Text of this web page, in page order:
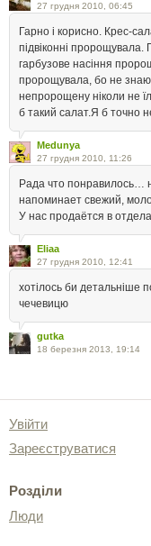
27 грудня 2010, 06:45
Гарно і корисно. Крес-
підвіконні
гарбузове насіння
пророщувала, бо не
непророщену ніколи не
б такий салат.Я б точно
Medunya
27 грудня 2010, 11:26
Рада что понравилось…
напоминает свежий,
У нас продаётся в
Eliaa
27 грудня 2010, 12:41
хотілось би детальніше
чечевицю
gutka
18 березня 2013, 19:14
Увійти
Зареєструватися
Розділи
Люди